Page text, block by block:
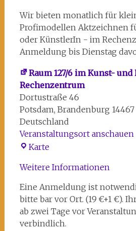
Wir bieten monatlich für
Profimodellen Aktzeichnen
oder KünstlerIn - im
Anmeldung bis Dienstag
Raum 127/6 im Kunst-
Rechenzentrum
Dortustraße 46
Potsdam, Brandenburg 14467
Deutschland
Veranstaltungsort anschauen
KarteRaum
im
Kunst-
Kreativhaus
Rechenzentrum
Weitere Informationen
Eine Anmeldung ist
bitte bar vor Ort. (19 €+1 €).
ab zwei Tage vor
verbindlich.